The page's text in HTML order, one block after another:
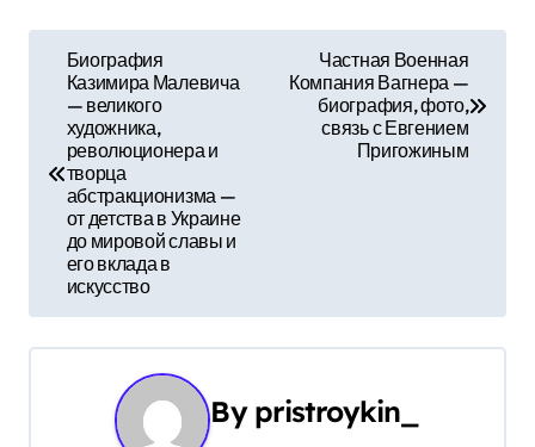
ц
Биография
Казимира Малевича
— великого
художника,
революционера и
творца
абстракционизма —
от детства в Украине
до мировой славы и
его вклада в
искусство
Частная Военная
Компания Вагнера —
биография, фото,
связь с Евгением
Пригожиным
By pristroykin_